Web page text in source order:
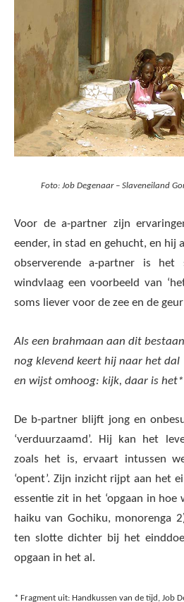
Foto: Job Degenaar – Slaveneiland
Voor de a-partner zijn
eender, in stad en gehucht, en hij
observerende a-partner is
windvlaag een voorbeeld van
soms liever voor de zee en de
Als een brahmaan aan dit bestaan
nog klevend keert hij naar het dal
en wijst omhoog: kijk, daar is
De b-partner blijft jong en
‘verduurzaamd’. Hij kan het
zoals het is, ervaart intussen
‘opent’. Zijn inzicht rijpt aan het
essentie zit in het ‘opgaan in hoe
haiku van Gochiku, monorenga
ten slotte dichter bij het
opgaan in het al.
* Fragment uit: Handkussen van de tijd, Job